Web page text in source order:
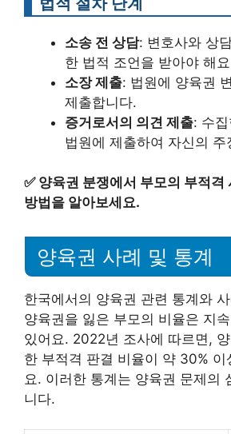
소송 전 상담: 변호사와 상
한 법적 조언을 받아야 해
소장 제출: 법원에 양육권
제출합니다.
증거로서의 의견 제출: 수
법원에 제출하여 자신의 주
✅ 양육권 분쟁에서 부모의 부적격
방법을 알아보세요.
양육권 사례 및 통계
한국에서의 양육권 관련 통계와
양육권을 잃은 부모의 비율은 지
있어요. 2022년 조사에 따르면,
한 부적격 판결 비율이 약 30% 이
요. 이러한 통계는 양육권 문제의
니다.